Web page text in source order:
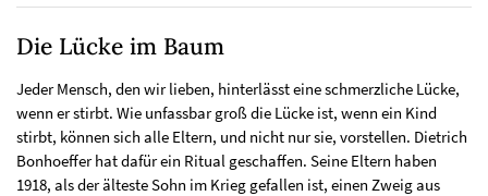
Die Lücke im Baum
Jeder Mensch, den wir lieben, hinterlässt eine schmerzliche Lücke,
wenn er stirbt. Wie unfassbar groß die Lücke ist, wenn ein Kind
stirbt, können sich alle Eltern, und nicht nur sie, vorstellen. Dietrich
Bonhoeffer hat dafür ein Ritual geschaffen. Seine Eltern haben
1918, als der älteste Sohn im Krieg gefallen ist, einen Zweig aus